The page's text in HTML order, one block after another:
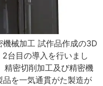
械加工 試作品作成の3D
台目の導入を行いまし
精密切削加工及び精密機
を一気通貫がた製造が